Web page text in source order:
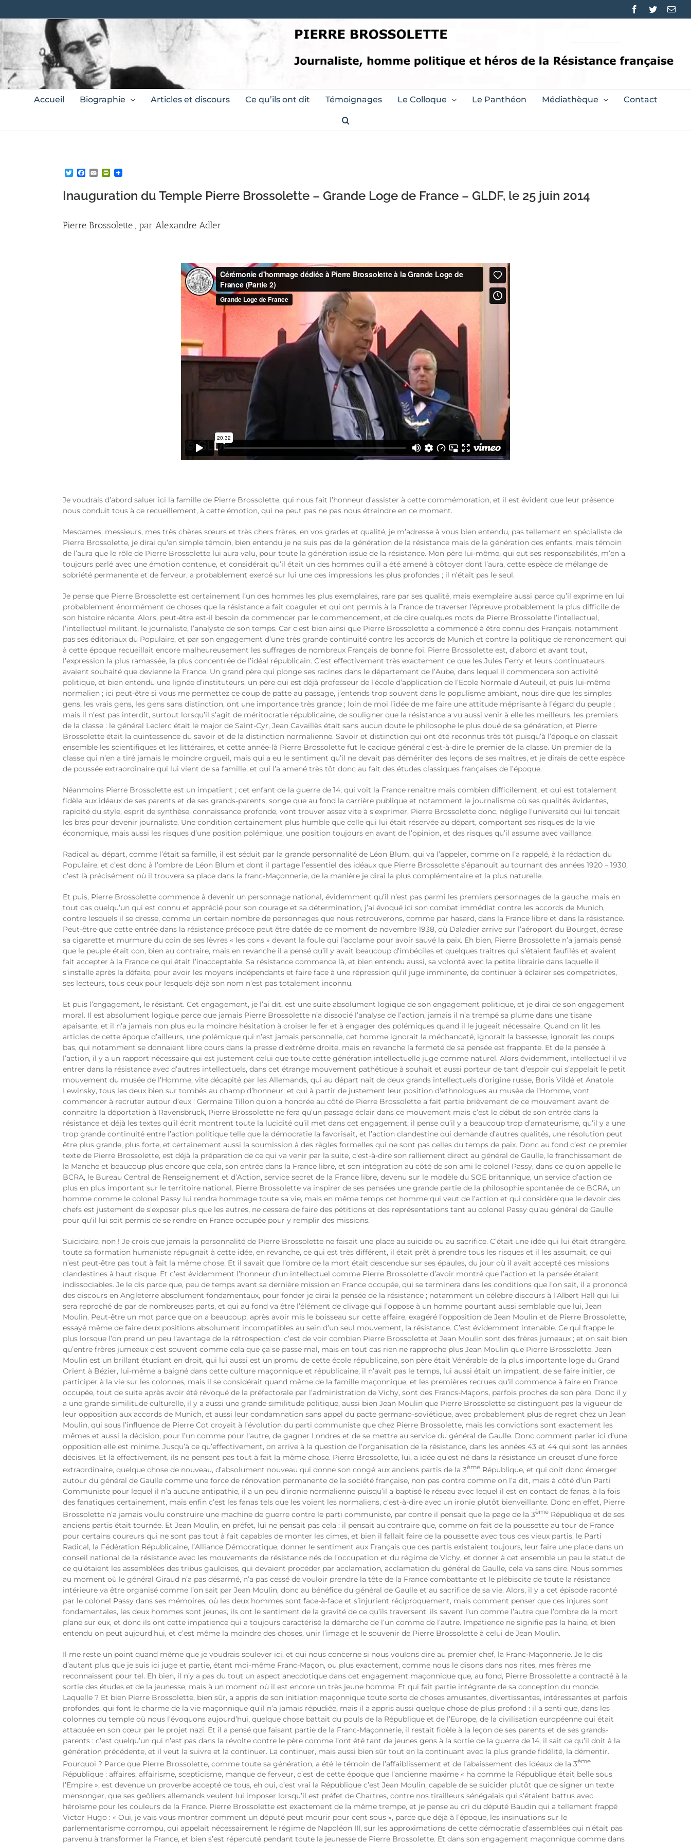
Facebook
Twitter
Search
Accueil Biographie Articles et discours Ce qu’ils ont dit Témoignages Le Colloque Le Panthéon Médiathèque Contact
TwitterFacebook
EmailPrintFriendly
Inauguration du Temple Pierre Brossolette – Grande Loge de France – GLDF, le 25 juin 2014
Pierre Brossolette , par Alexandre Adler
Je voudrais d’abord saluer ici la famille de Pierre Brossolette, qui nous fait l’honneur d’assister à cette commémoration, et il est évident que leur présence
nous conduit tous à ce recueillement, à cette émotion, qui ne peut pas ne pas nous étreindre en ce moment.
Mesdames, messieurs, mes très chères sœurs et très chers frères, en vos grades et qualité, je m’adresse à vous bien entendu, pas tellement en spécialiste de
Pierre Brossolette, je dirai qu’en simple témoin, bien entendu je ne suis pas de la génération de la résistance mais de la génération des enfants, mais témoin
de l’aura que le rôle de Pierre Brossolette lui aura valu, pour toute la génération issue de la résistance. Mon père lui-même, qui eut ses responsabilités, m’en a
toujours parlé avec une émotion contenue, et considérait qu’il était un des hommes qu’il a été amené à côtoyer dont l’aura, cette espèce de mélange de
sobriété permanente et de ferveur, a probablement exercé sur lui une des impressions les plus profondes ; il n’était pas le seul.
Je pense que Pierre Brossolette est certainement l’un des hommes les plus exemplaires, rare par ses qualité, mais exemplaire aussi parce qu’il exprime en lui
probablement énormément de choses que la résistance a fait coaguler et qui ont permis à la France de traverser l’épreuve probablement la plus difficile de
son histoire récente. Alors, peut-être est-il besoin de commencer par le commencement, et de dire quelques mots de Pierre Brossolette l’intellectuel,
l’intellectuel militant, le journaliste, l’analyste de son temps. Car c’est bien ainsi que Pierre Brossolette a commencé à être connu des Français, notamment
pas ses éditoriaux du Populaire, et par son engagement d’une très grande continuité contre les accords de Munich et contre la politique de renoncement qui
à cette époque recueillait encore malheureusement les suffrages de nombreux Français de bonne foi. Pierre Brossolette est, d’abord et avant tout,
l’expression la plus ramassée, la plus concentrée de l’idéal républicain. C’est effectivement très exactement ce que les Jules Ferry et leurs continuateurs
avaient souhaité que devienne la France. Un grand père qui plonge ses racines dans le département de l’Aube, dans lequel il commencera son activité
politique, et bien entendu une lignée d’instituteurs, un père qui est déjà professeur de l’école d’application de l’Ecole Normale d’Auteuil, et puis lui-même
normalien ; ici peut-être si vous me permettez ce coup de patte au passage, j’entends trop souvent dans le populisme ambiant, nous dire que les simples
gens, les vrais gens, les gens sans distinction, ont une importance très grande ; loin de moi l’idée de me faire une attitude méprisante à l’égard du peuple ;
mais il n’est pas interdit, surtout lorsqu’il s’agit de méritocratie républicaine, de souligner que la résistance a vu aussi venir à elle les meilleurs, les premiers
de la classe : le général Leclerc était le major de Saint-Cyr, Jean Cavaillès était sans aucun doute le philosophe le plus doué de sa génération, et Pierre
Brossolette était la quintessence du savoir et de la distinction normalienne. Savoir et distinction qui ont été reconnus très tôt puisqu’à l’époque on classait
ensemble les scientifiques et les littéraires, et cette année-là Pierre Brossolette fut le cacique général c’est-à-dire le premier de la classe. Un premier de la
classe qui n’en a tiré jamais le moindre orgueil, mais qui a eu le sentiment qu’il ne devait pas démériter des leçons de ses maîtres, et je dirais de cette espèce
de poussée extraordinaire qui lui vient de sa famille, et qui l’a amené très tôt donc au fait des études classiques françaises de l’époque.
Néanmoins Pierre Brossolette est un impatient ; cet enfant de la guerre de 14, qui voit la France renaitre mais combien difficilement, et qui est totalement
fidèle aux idéaux de ses parents et de ses grands-parents, songe que au fond la carrière publique et notamment le journalisme où ses qualités évidentes,
rapidité du style, esprit de synthèse, connaissance profonde, vont trouver assez vite à s’exprimer, Pierre Brossolette donc, néglige l’université qui lui tendait
les bras pour devenir journaliste. Une condition certainement plus humble que celle qui lui était réservée au départ, comportant ses risques de la vie
économique, mais aussi les risques d’une position polémique, une position toujours en avant de l’opinion, et des risques qu’il assume avec vaillance.
Radical au départ, comme l’était sa famille, il est séduit par la grande personnalité de Léon Blum, qui va l’appeler, comme on l’a rappelé, à la rédaction du
Populaire, et c’est donc à l’ombre de Léon Blum et dont il partage l’essentiel des idéaux que Pierre Brossolette s’épanouit au tournant des années 1920 – 1930,
c’est là précisément où il trouvera sa place dans la franc-Maçonnerie, de la manière je dirai la plus complémentaire et la plus naturelle.
Et puis, Pierre Brossolette commence à devenir un personnage national, évidemment qu’il n’est pas parmi les premiers personnages de la gauche, mais en
tout cas quelqu’un qui est connu et apprécié pour son courage et sa détermination, j’ai évoqué ici son combat immédiat contre les accords de Munich,
contre lesquels il se dresse, comme un certain nombre de personnages que nous retrouverons, comme par hasard, dans la France libre et dans la résistance.
Peut-être que cette entrée dans la résistance précoce peut être datée de ce moment de novembre 1938, où Daladier arrive sur l’aéroport du Bourget, écrase
sa cigarette et murmure du coin de ses lèvres « les cons » devant la foule qui l’acclame pour avoir sauvé la paix. Eh bien, Pierre Brossolette n’a jamais pensé
que le peuple était con, bien au contraire, mais en revanche il a pensé qu’il y avait beaucoup d’imbéciles et quelques traitres qui s’étaient faufilés et avaient
fait accepter à la France ce qui était l’inacceptable. Sa résistance commence là, et bien entendu aussi, sa volonté avec la petite librairie dans laquelle il
s’installe après la défaite, pour avoir les moyens indépendants et faire face à une répression qu’il juge imminente, de continuer à éclairer ses compatriotes,
ses lecteurs, tous ceux pour lesquels déjà son nom n’est pas totalement inconnu.
Et puis l’engagement, le résistant. Cet engagement, je l’ai dit, est une suite absolument logique de son engagement politique, et je dirai de son engagement
moral. Il est absolument logique parce que jamais Pierre Brossolette n’a dissocié l’analyse de l’action, jamais il n’a trempé sa plume dans une tisane
apaisante, et il n’a jamais non plus eu la moindre hésitation à croiser le fer et à engager des polémiques quand il le jugeait nécessaire. Quand on lit les
articles de cette époque d’ailleurs, une polémique qui n’est jamais personnelle, cet homme ignorait la méchanceté, ignorait la bassesse, ignorait les coups
bas, qui notamment se donnaient libre cours dans la presse d’extrême droite, mais en revanche la fermeté de sa pensée est frappante. Et de la pensée à
l’action, il y a un rapport nécessaire qui est justement celui que toute cette génération intellectuelle juge comme naturel. Alors évidemment, intellectuel il va
entrer dans la résistance avec d’autres intellectuels, dans cet étrange mouvement pathétique à souhait et aussi porteur de tant d’espoir qui s’appelait le petit
mouvement du musée de l’Homme, vite décapité par les Allemands, qui au départ nait de deux grands intellectuels d’origine russe, Boris Vildé et Anatole
Lewinsky, tous les deux bien sur tombés au champ d’honneur, et qui à partir de justement leur position d’ethnologues au musée de l’Homme, vont
commencer à recruter autour d’eux : Germaine Tillon qu’on a honorée au côté de Pierre Brossolette a fait partie brièvement de ce mouvement avant de
connaitre la déportation à Ravensbrück, Pierre Brossolette ne fera qu’un passage éclair dans ce mouvement mais c’est le début de son entrée dans la
résistance et déjà les textes qu’il écrit montrent toute la lucidité qu’il met dans cet engagement, il pense qu’il y a beaucoup trop d’amateurisme, qu’il y a une
trop grande continuité entre l’action politique telle que la démocratie la favorisait, et l’action clandestine qui demande d’autres qualités, une résolution peut
être plus grande, plus forte, et certainement aussi la soumission à des règles formelles qui ne sont pas celles du temps de paix. Donc au fond c’est ce premier
texte de Pierre Brossolette, est déjà la préparation de ce qui va venir par la suite, c’est-à-dire son ralliement direct au général de Gaulle, le franchissement de
la Manche et beaucoup plus encore que cela, son entrée dans la France libre, et son intégration au côté de son ami le colonel Passy, dans ce qu’on appelle le
BCRA, le Bureau Central de Renseignement et d’Action, service secret de la France libre, devenu sur le modèle du SOE britannique, un service d’action de
plus en plus important sur le territoire national. Pierre Brossolette va inspirer de ses pensées une grande partie de la philosophie spontanée de ce BCRA, un
homme comme le colonel Passy lui rendra hommage toute sa vie, mais en même temps cet homme qui veut de l’action et qui considère que le devoir des
chefs est justement de s’exposer plus que les autres, ne cessera de faire des pétitions et des représentations tant au colonel Passy qu’au général de Gaulle
pour qu’il lui soit permis de se rendre en France occupée pour y remplir des missions.
Suicidaire, non ! Je crois que jamais la personnalité de Pierre Brossolette ne faisait une place au suicide ou au sacrifice. C’était une idée qui lui était étrangère,
toute sa formation humaniste répugnait à cette idée, en revanche, ce qui est très différent, il était prêt à prendre tous les risques et il les assumait, ce qui
n’est peut-être pas tout à fait la même chose. Et il savait que l’ombre de la mort était descendue sur ses épaules, du jour où il avait accepté ces missions
clandestines à haut risque. Et c’est évidemment l’honneur d’un intellectuel comme Pierre Brossolette d’avoir montré que l’action et la pensée étaient
indissociables. Je le dis parce que, peu de temps avant sa dernière mission en France occupée, qui se terminera dans les conditions que l’on sait, il a prononcé
des discours en Angleterre absolument fondamentaux, pour fonder je dirai la pensée de la résistance ; notamment un célèbre discours à l’Albert Hall qui lui
sera reproché de par de nombreuses parts, et qui au fond va être l’élément de clivage qui l’oppose à un homme pourtant aussi semblable que lui, Jean
Moulin. Peut-être un mot parce que on a beaucoup, après avoir mis le boisseau sur cette affaire, exagéré l’opposition de Jean Moulin et de Pierre Brossolette,
essayé même de faire deux positions absolument incompatibles au sein d’un seul mouvement, la résistance. C’est évidemment intenable. Ce qui frappe le
plus lorsque l’on prend un peu l’avantage de la rétrospection, c’est de voir combien Pierre Brossolette et Jean Moulin sont des frères jumeaux ; et on sait bien
qu’entre frères jumeaux c’est souvent comme cela que ça se passe mal, mais en tout cas rien ne rapproche plus Jean Moulin que Pierre Brossolette. Jean
Moulin est un brillant étudiant en droit, qui lui aussi est un promu de cette école républicaine, son père était Vénérable de la plus importante loge du Grand
Orient à Bézier, lui-même a baigné dans cette culture maçonnique et républicaine, il n’avait pas le temps, lui aussi était un impatient, de se faire initier, de
participer à la vie sur les colonnes, mais il se considérait quand même de la famille maçonnique, et les premières recrues qu’il commence à faire en France
occupée, tout de suite après avoir été révoqué de la préfectorale par l’administration de Vichy, sont des Francs-Maçons, parfois proches de son père. Donc il y
a une grande similitude culturelle, il y a aussi une grande similitude politique, aussi bien Jean Moulin que Pierre Brossolette se distinguent pas la vigueur de
leur opposition aux accords de Munich, et aussi leur condamnation sans appel du pacte germano-soviétique, avec probablement plus de regret chez un Jean
Moulin, qui sous l’influence de Pierre Cot croyait à l’évolution du parti communiste que chez Pierre Brossolette, mais les convictions sont exactement les
mêmes et aussi la décision, pour l’un comme pour l’autre, de gagner Londres et de se mettre au service du général de Gaulle. Donc comment parler ici d’une
opposition elle est minime. Jusqu’à ce qu’effectivement, on arrive à la question de l’organisation de la résistance, dans les années 43 et 44 qui sont les années
décisives. Et là effectivement, ils ne pensent pas tout à fait la même chose. Pierre Brossolette, lui, a idée qu’est né dans la résistance un creuset d’une force
extraordinaire, quelque chose de nouveau, d’absolument nouveau qui donne son congé aux anciens partis de la 3ème République, et qui doit donc émerger
autour du général de Gaulle comme une force de rénovation permanente de la société française, non pas contre comme on l’a dit, mais à côté d’un Parti
Communiste pour lequel il n’a aucune antipathie, il a un peu d’ironie normalienne puisqu’il a baptisé le réseau avec lequel il est en contact de fanas, à la fois
des fanatiques certainement, mais enfin c’est les fanas tels que les voient les normaliens, c’est-à-dire avec un ironie plutôt bienveillante. Donc en effet, Pierre
Brossolette n’a jamais voulu construire une machine de guerre contre le parti communiste, par contre il pensait que la page de la 3ème République et de ses
anciens partis était tournée. Et Jean Moulin, en préfet, lui ne pensait pas cela : il pensait au contraire que, comme on fait de la poussette au tour de France
pour certains coureurs qui ne sont pas tout à fait capables de monter les cimes, et bien il fallait faire de la poussette avec tous ces vieux partis, le Parti
Radical, la Fédération Républicaine, l’Alliance Démocratique, donner le sentiment aux Français que ces partis existaient toujours, leur faire une place dans un
conseil national de la résistance avec les mouvements de résistance nés de l’occupation et du régime de Vichy, et donner à cet ensemble un peu le statut de
ce qu’étaient les assemblées des tribus gauloises, qui devaient procéder par acclamation, acclamation du général de Gaulle, cela va sans dire. Nous sommes
au moment où le général Giraud n’a pas désarmé, n’a pas cessé de vouloir prendre la tête de la France combattante et le plébiscite de toute la résistance
intérieure va être organisé comme l’on sait par Jean Moulin, donc au bénéfice du général de Gaulle et au sacrifice de sa vie. Alors, il y a cet épisode raconté
par le colonel Passy dans ses mémoires, où les deux hommes sont face-à-face et s’injurient réciproquement, mais comment penser que ces injures sont
fondamentales, les deux hommes sont jeunes, ils ont le sentiment de la gravité de ce qu’ils traversent, ils savent l’un comme l’autre que l’ombre de la mort
plane sur eux, et donc ils ont cette impatience qui a toujours caractérisé la démarche de l’un comme de l’autre. Impatience ne signifie pas la haine, et bien
entendu on peut aujourd’hui, et c’est même la moindre des choses, unir l’image et le souvenir de Pierre Brossolette à celui de Jean Moulin.
Il me reste un point quand même que je voudrais soulever ici, et qui nous concerne si nous voulons dire au premier chef, la Franc-Maçonnerie. Je le dis
d’autant plus que je suis ici juge et partie, étant moi-même Franc-Maçon, ou plus exactement, comme nous le disons dans nos rites, mes frères me
reconnaissent pour tel. Eh bien, il n’y a pas du tout un aspect anecdotique dans cet engagement maçonnique que, au fond, Pierre Brossolette a contracté à la
sortie des études et de la jeunesse, mais à un moment où il est encore un très jeune homme. Et qui fait partie intégrante de sa conception du monde.
Laquelle ? Et bien Pierre Brossolette, bien sûr, a appris de son initiation maçonnique toute sorte de choses amusantes, divertissantes, intéressantes et parfois
profondes, qui font le charme de la vie maçonnique qu’il n’a jamais répudiée, mais il a appris aussi quelque chose de plus profond : il a senti que, dans les
colonnes du temple où nous l’évoquons aujourd’hui, quelque chose battait du pouls de la République et de l’Europe, de la civilisation européenne qui était
attaquée en son cœur par le projet nazi. Et il a pensé que faisant partie de la Franc-Maçonnerie, il restait fidèle à la leçon de ses parents et de ses grands-
parents : c’est quelqu’un qui n’est pas dans la révolte contre le père comme l’ont été tant de jeunes gens à la sortie de la guerre de 14, il sait ce qu’il doit à la
génération précédente, et il veut la suivre et la continuer. La continuer, mais aussi bien sûr tout en la continuant avec la plus grande fidélité, la démentir.
Pourquoi ? Parce que Pierre Brossolette, comme toute sa génération, a été le témoin de l’affaiblissement et de l’abaissement des idéaux de la 3ème
République : affaires, affairisme, scepticisme, manque de ferveur, c’est de cette époque que l’ancienne maxime « ha comme la République était belle sous
l’Empire », est devenue un proverbe accepté de tous, eh oui, c’est vrai la République c’est Jean Moulin, capable de se suicider plutôt que de signer un texte
mensonger, que ses geôliers allemands veulent lui imposer lorsqu’il est préfet de Chartres, contre nos tirailleurs sénégalais qui s’étaient battus avec
héroïsme pour les couleurs de la France. Pierre Brossolette est exactement de la même trempe, et je pense au cri du député Baudin qui a tellement frappé
Victor Hugo : « Oui, je vais vous montrer comment un député peut mourir pour cent sous », parce que déjà à l’époque, les insinuations sur le
parlementarisme corrompu, qui appelait nécessairement le régime de Napoléon III, sur les approximations de cette démocratie d’assemblées qui n’était pas
parvenu à transformer la France, et bien s’est répercuté pendant toute la jeunesse de Pierre Brossolette. Et dans son engagement maçonnique comme dans